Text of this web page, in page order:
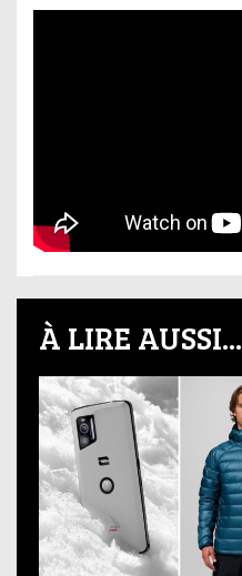
À LIRE AUSSI...